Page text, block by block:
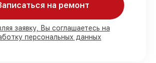
Leupold есть в
в мастерской или на складе в
остальные доступны для
на ремонт
заявку, Вы соглашаетесь на
персональных данных